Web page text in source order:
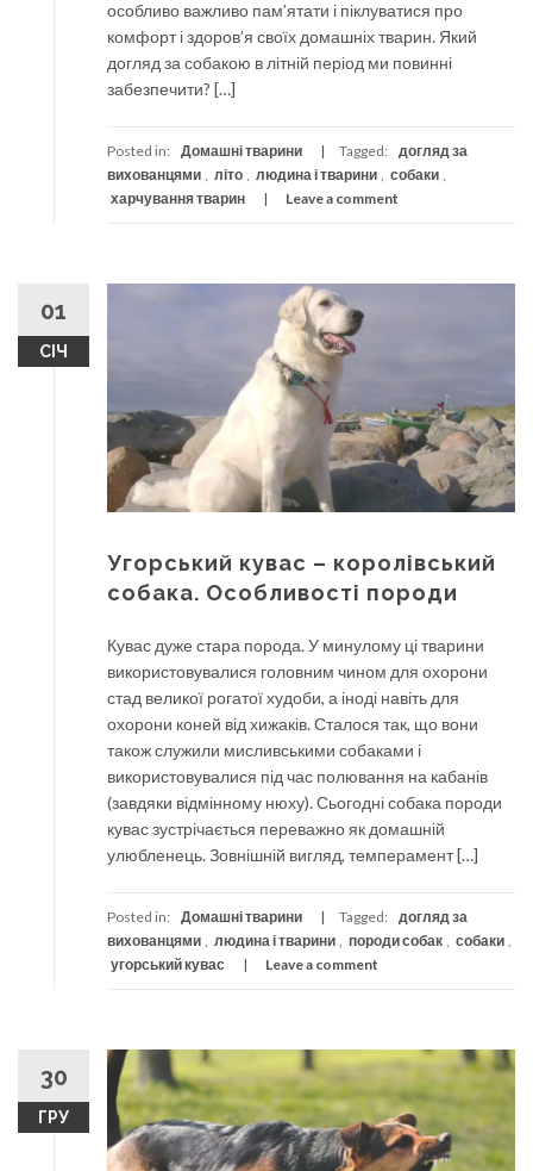
особливо важливо пам’ятати і піклуватися про
комфорт і здоров’я своїх домашніх тварин. Який
догляд за собакою в літній період ми повинні
забезпечити? […]
Posted in: Домашні тварини Tagged:
догляд за
вихованцями , літо , людина і тварини , собаки ,
харчування тварин
Leave a comment
01
СІЧ
Угорський кувас – королівський
собака. Особливості породи
Кувас дуже стара порода. У минулому ці тварини
використовувалися головним чином для охорони
стад великої рогатої худоби, а іноді навіть для
охорони коней від хижаків. Сталося так, що вони
також служили мисливськими собаками і
використовувалися під час полювання на кабанів
(завдяки відмінному нюху). Сьогодні собака породи
кувас зустрічається переважно як домашній
улюбленець. Зовнішній вигляд, темперамент […]
Posted in: Домашні тварини Tagged:
догляд за
вихованцями
людина і тварини породи собак собаки
угорський кувас
Leave a comment
30
ГРУ